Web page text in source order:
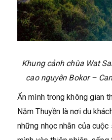
Khung cảnh chùa Wat
cao nguyên Bokor –
Ẩn mình trong không gian
Năm Thuyền là nơi du
những nhọc nhằn của